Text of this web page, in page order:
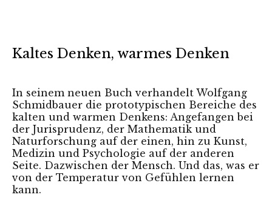
Kaltes Denken, warmes Denken
In seinem neuen Buch verhandelt Wolfgang
Schmidbauer die prototypischen Bereiche des
kalten und warmen Denkens: Angefangen bei
der Jurisprudenz, der Mathematik und
Naturforschung auf der einen, hin zu Kunst,
Medizin und Psychologie auf der anderen
Seite. Dazwischen der Mensch. Und das, was er
von der Temperatur von Gefühlen lernen
kann.